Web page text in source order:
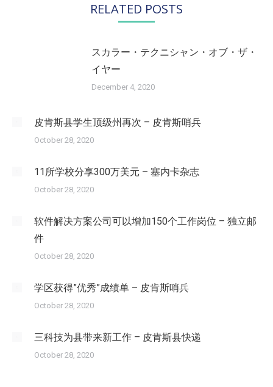
RELATED POSTS
スカラー・テクニシャン・オブ・ザ・
イヤー
December 4, 2020
皮肯斯县学生顶级州再次 – 皮肯斯哨兵
October 28, 2020
11所学校分享300万美元 – 塞内卡杂志
October 28, 2020
软件解决方案公司可以增加150个工作岗位 – 独立邮
件
October 28, 2020
学区获得”优秀”成绩单 – 皮肯斯哨兵
October 28, 2020
三科技为县带来新工作 – 皮肯斯县快递
October 28, 2020